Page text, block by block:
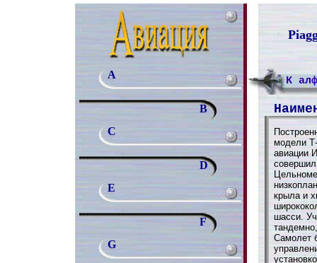
A
B
C
D
E
F
G
К
модели
авиации
совершил
крыла и
шасси.
Самолет